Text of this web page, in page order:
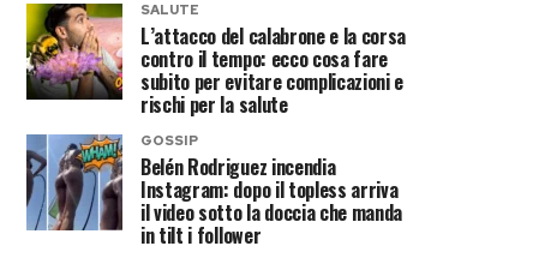
SALUTE
L’attacco del calabrone e la corsa
contro il tempo: ecco cosa fare
subito per evitare complicazioni e
rischi per la salute
GOSSIP
Belén Rodriguez incendia
Instagram: dopo il topless arriva
il video sotto la doccia che manda
in tilt i follower